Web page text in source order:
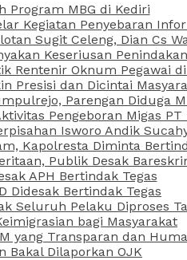
Program MBG di Kediri
Kegiatan Penyebaran
Sugit Celeng, Dian Cs
Keseriusan
Rentenir Oknum Pegawai
Presisi dan Dicintai
Parengan Diduga
Pengeboran Migas PT
Isworo Andik
Kapolresta Diminta
Publik Desak
APH Bertindak Tegas
Didesak Bertindak Tegas
Seluruh Pelaku Diproses
bagi Masyarakat
yang Transparan dan
Bakal Dilaporkan OJK